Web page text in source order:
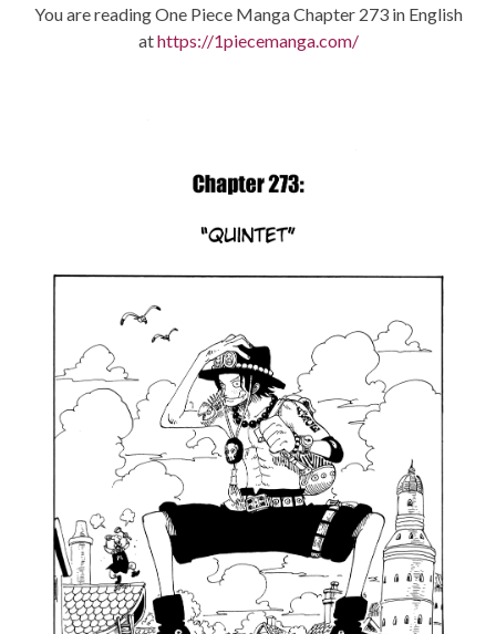
You are reading One Piece Manga Chapter 273 in English
athttps://1piecemanga.com/